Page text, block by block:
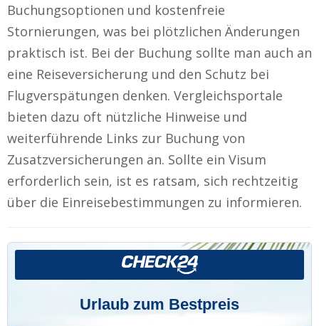
Buchungsoptionen und kostenfreie
Stornierungen, was bei plötzlichen Änderungen
praktisch ist. Bei der Buchung sollte man auch an
eine Reiseversicherung und den Schutz bei
Flugverspätungen denken. Vergleichsportale
bieten dazu oft nützliche Hinweise und
weiterführende Links zur Buchung von
Zusatzversicherungen an. Sollte ein Visum
erforderlich sein, ist es ratsam, sich rechtzeitig
über die Einreisebestimmungen zu informieren.
Urlaub zum Bestpreis